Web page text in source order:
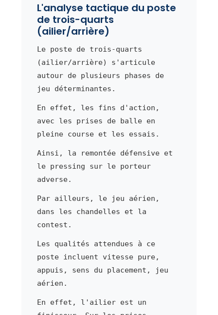
L'analyse tactique du poste
de trois-quarts
(ailier/arrière)
Le poste de trois-quarts
(ailier/arrière) s'articule
autour de plusieurs phases de
jeu déterminantes.
En effet, les fins d'action,
avec les prises de balle en
pleine course et les essais.
Ainsi, la remontée défensive et
le pressing sur le porteur
adverse.
Par ailleurs, le jeu aérien,
dans les chandelles et la
contest.
Les qualités attendues à ce
poste incluent vitesse pure,
appuis, sens du placement, jeu
aérien.
En effet, l'ailier est un